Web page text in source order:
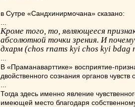
в Сутре «Сандхинирмочана» сказано:
Кроме того, то, являющееся
абсолютной точки зрения. И
дхарм (chos rnams kyi chos kyi bdag
В «Праманаварттике» восприятие-
двойственного сознания органов
Тогда здесь именно явление
имеющей место благодаря